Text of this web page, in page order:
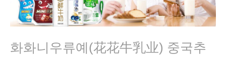
화화니우류예(花花牛乳业) 중국추